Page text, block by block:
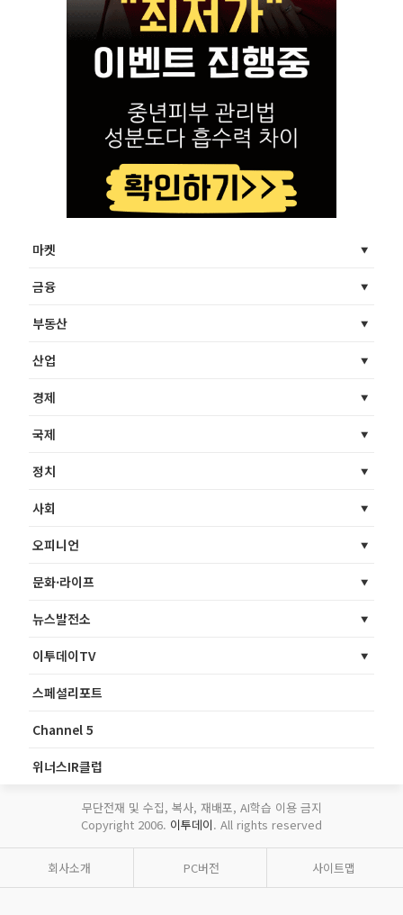
마켓
금융
부동산
산업
경제
국제
정치
사회
오피니언
문화·라이프
뉴스발전소
이투데이TV
스페셜리포트
Channel 5
위너스IR클럽
무단전재 및 수집, 복사, 재배포, AI학습 이용 금지
Copyright 2006. 이투데이. All rights reserved
회사소개 PC버전 사이트맵